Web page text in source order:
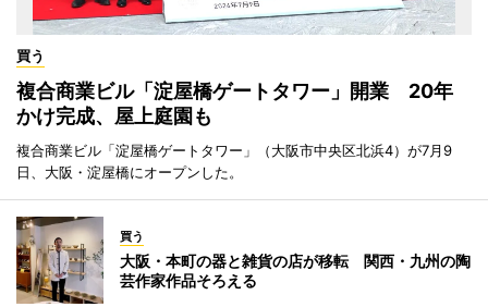
買う
複合商業ビル「淀屋橋ゲートタワー」開業 20年
かけ完成、屋上庭園も
複合商業ビル「淀屋橋ゲートタワー」（大阪市中央区北浜4）が7月9
日、大阪・淀屋橋にオープンした。
買う
大阪・本町の器と雑貨の店が移転 関西・九州の陶
芸作家作品そろえる